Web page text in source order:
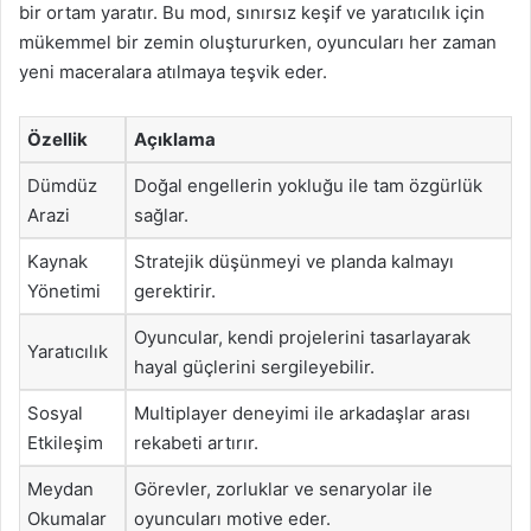
bir ortam yaratır. Bu mod, sınırsız keşif ve yaratıcılık için
mükemmel bir zemin oluştururken, oyuncuları her zaman
yeni maceralara atılmaya teşvik eder.
Özellik Açıklama
Dümdüz
Arazi
Doğal engellerin yokluğu ile tam özgürlük
sağlar.
Kaynak
Yönetimi
Stratejik düşünmeyi ve planda kalmayı
gerektirir.
Yaratıcılık
Oyuncular, kendi projelerini tasarlayarak
hayal güçlerini sergileyebilir.
Sosyal
Etkileşim
Multiplayer deneyimi ile arkadaşlar arası
rekabeti artırır.
Meydan
Okumalar
Görevler, zorluklar ve senaryolar ile
oyuncuları motive eder.